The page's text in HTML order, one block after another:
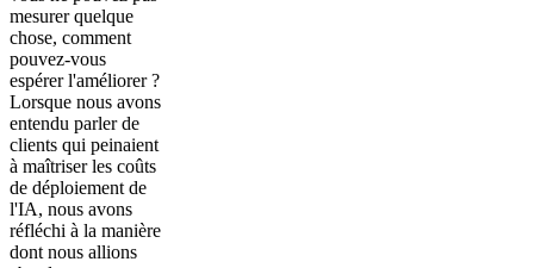
mesurer quelque
chose, comment
pouvez-vous
espérer l'améliorer ?
Lorsque nous avons
entendu parler de
clients qui peinaient
à maîtriser les coûts
de déploiement de
l'IA, nous avons
réfléchi à la manière
dont nous allions